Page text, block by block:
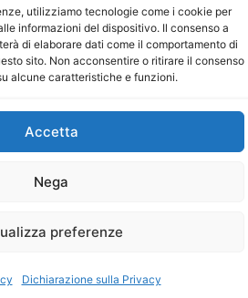
utilizziamo tecnologie come i cookie per
informazioni del dispositivo. Il consenso a
di elaborare dati come il comportamento di
sito. Non acconsentire o ritirare il consenso
alcune caratteristiche e funzioni.
Accetta
Nega
preferenze
Dichiarazione sulla Privacy